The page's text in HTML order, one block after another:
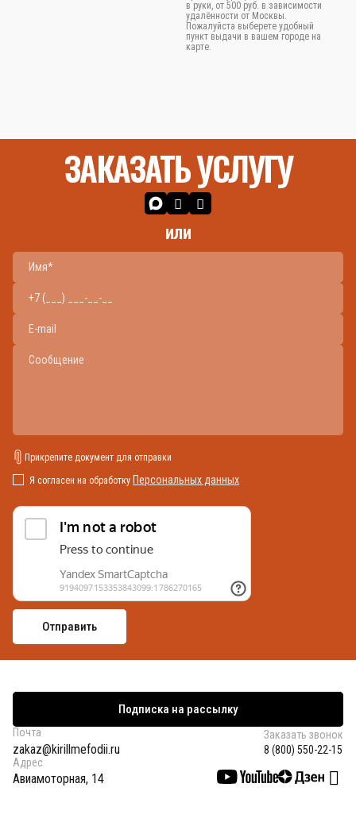
в руки, от 500 руб. в зависимости
удалённости от Москвы.
Пожалуйста выберете удобный
пункт выдачи в вашем городе на
карте.
ЗАКАЗАТЬ УСЛУГУ
или
Прикрепите документ для отправки
Я согласен на обработку Персональных данных
Подписка на рассылку
Почта
zakaz@kirillmefodii.ru
Заказать звонок
8 (800) 550-22-15
Адрес
Авиамоторная, 14